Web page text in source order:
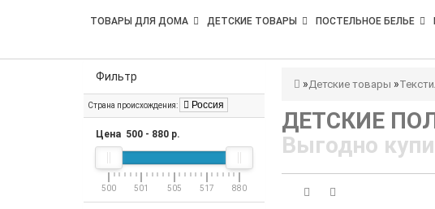
ТОВАРЫ ДЛЯ ДОМА ДЕТСКИЕ ТОВАРЫ ПОСТЕЛЬНОЕ БЕЛЬЕ
Фильтр
Страна происхождения: Россия
Цена 500 - 880 р.
500 501 505 517 880
Детские товары
ДЕТСКИЕ
Выгодно